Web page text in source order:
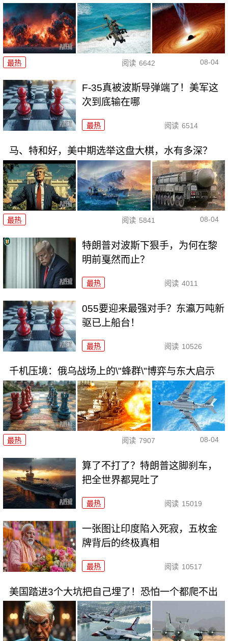
最热 阅读 6642 08-04
F-35真被波斯导弹端了！美军这
次到底输在哪
最热 阅读 6514
马、特和好，美中期选举这盘大棋，水有多深？
最热 阅读 5841 08-04
特朗普对波斯下狠手，为何在黎
明前戛然而止？
最热 阅读 4011
055要迎来最强对手？东瀛万吨新
驱已上船台！
最热 阅读 10526
千机压境：俄乌战场上的\"蜂群\"博弈与东大启示
最热 阅读 7907 08-04
算了不打了？特朗普这脚刹车，
把全世界都晃吐了
最热 阅读 15019
一张图让印度陷入死寂，五枚金
牌背后的终极真相
最热 阅读 10517
美国踏进3个大坑把自己埋了！恐怕一个都爬不出